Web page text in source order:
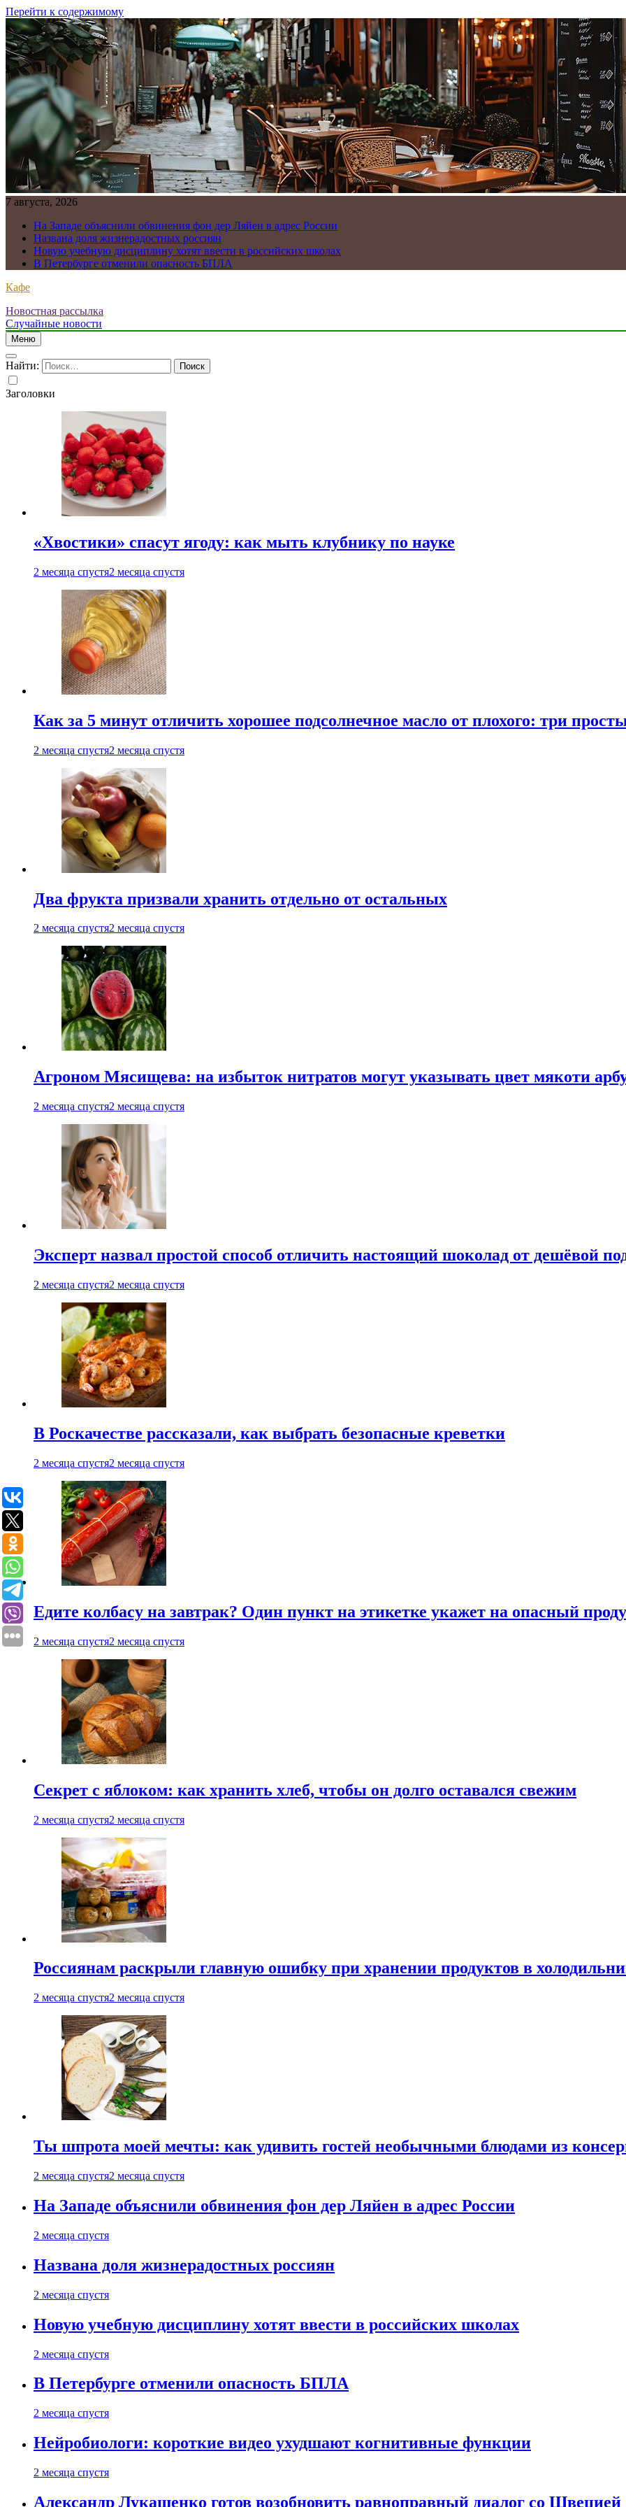
Перейти к содержимому
7 августа, 2026
На Западе объяснили обвинения фон дер Ляйен в адрес России
Названа доля жизнерадостных россиян
Новую учебную дисциплину хотят ввести в российских школах
В Петербурге отменили опасность БПЛА
Кафе
Новостная рассылка
Случайные новости
Меню
Найти:
Заголовки
«Хвостики» спасут ягоду: как мыть клубнику по науке
2 месяца спустя2 месяца спустя
Как за 5 минут отличить хорошее подсолнечное масло от плохого: три
2 месяца спустя2 месяца спустя
Два фрукта призвали хранить отдельно от остальных
2 месяца спустя2 месяца спустя
Агроном Мясищева: на избыток нитратов могут указывать цвет мякоти
2 месяца спустя2 месяца спустя
Эксперт назвал простой способ отличить настоящий шоколад от дешёвой
2 месяца спустя2 месяца спустя
В Роскачестве рассказали, как выбрать безопасные креветки
2 месяца спустя2 месяца спустя
Едите колбасу на завтрак? Один пункт на этикетке укажет на опасный
2 месяца спустя2 месяца спустя
Секрет с яблоком: как хранить хлеб, чтобы он долго оставался свежим
2 месяца спустя2 месяца спустя
Россиянам раскрыли главную ошибку при хранении продуктов в
2 месяца спустя2 месяца спустя
Ты шпрота моей мечты: как удивить гостей необычными блюдами из
2 месяца спустя2 месяца спустя
На Западе объяснили обвинения фон дер Ляйен в адрес России
2 месяца спустя
Названа доля жизнерадостных россиян
2 месяца спустя
Новую учебную дисциплину хотят ввести в российских школах
2 месяца спустя
В Петербурге отменили опасность БПЛА
2 месяца спустя
Нейробиологи: короткие видео ухудшают когнитивные функции
2 месяца спустя
Александр Лукашенко готов возобновить равноправный диалог со Швецией